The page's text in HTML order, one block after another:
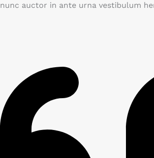
nunc auctor in ante urna vestibulum